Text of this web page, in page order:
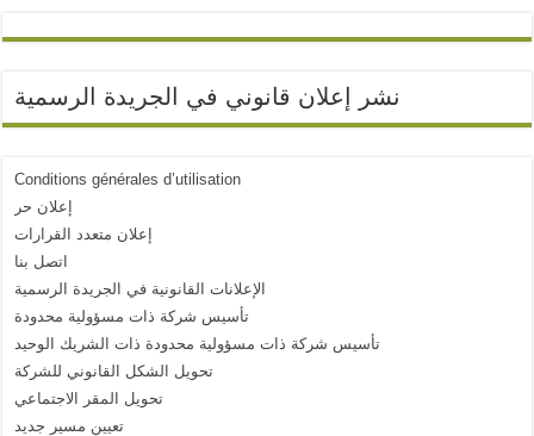
نشر إعلان قانوني في الجريدة الرسمية
Conditions générales d’utilisation
إعلان حر
إعلان متعدد القرارات
اتصل بنا
الإعلانات القانونية في الجريدة الرسمية
تأسيس شركة ذات مسؤولية محدودة
تأسيس شركة ذات مسؤولية محدودة ذات الشريك الوحيد
تحويل الشكل القانوني للشركة
تحويل المقر الاجتماعي
تعيين مسير جديد